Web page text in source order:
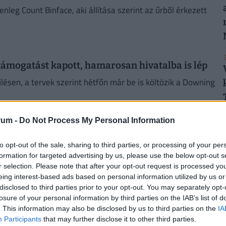
- Do Not Process My Personal Information
opt-out of the sale, sharing to third parties, or processing of your
for targeted advertising by us, please use the below opt-out
selection. Please note that after your opt-out request is processed
interest-based ads based on personal information utilized by us
to third parties prior to your opt-out. You may separately
of your personal information by third parties on the IAB’s list of
This information may also be disclosed by us to third parties on the
Participants that may further disclose it to other third parties.
Count Binface, aki állítása szerint az űrből érkezett
kapott, hamarosan hivatalba is lép
a tervek szerint hétfőn már be is költözik a Downing
a népszerű vezetőt: rendkívüli
májusi önkormányzati vereségét követően saját